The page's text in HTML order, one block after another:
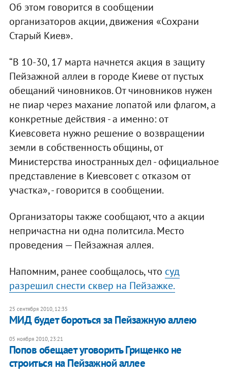
Об этом говорится в сообщении
организаторов акции, движения «Сохрани
Старый Киев».
“В 10-30, 17 марта начнется акция в защиту
Пейзажной аллеи в городе Киеве от пустых
обещаний чиновников. От чиновников нужен
не пиар через махание лопатой или флагом, а
конкретные действия - а именно: от
Киевсовета нужно решение о возвращении
земли в собственность общины, от
Министерства иностранных дел - официальное
представление в Киевсовет с отказом от
участка», - говорится в сообщении.
Организаторы также сообщают, что а акции
непричастна ни одна политсила. Место
проведения — Пейзажная аллея.
Напомним, ранее сообщалось, что суд
разрешил снести сквер на Пейзажке.
25 сентября 2010, 12:35
МИД будет бороться за Пейзажную аллею
05 ноября 2010, 23:21
​Попов обещает уговорить Грищенко не
строиться на Пейзажной аллее